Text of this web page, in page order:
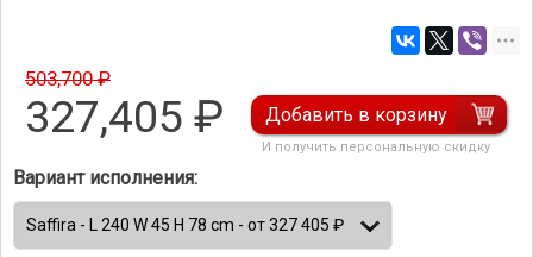
503,700 ₽
327,405 ₽ Добавить в корзину
И получить персональную скидку
Вариант исполнения: